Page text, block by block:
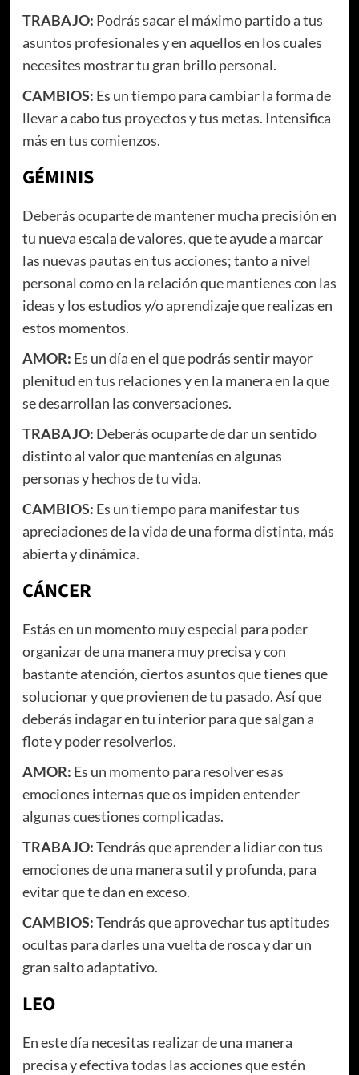
TRABAJO: Podrás sacar el máximo partido a tus
asuntos profesionales y en aquellos en los cuales
necesites mostrar tu gran brillo personal.
CAMBIOS: Es un tiempo para cambiar la forma de
llevar a cabo tus proyectos y tus metas. Intensifica
más en tus comienzos.
GÉMINIS
Deberás ocuparte de mantener mucha precisión en
tu nueva escala de valores, que te ayude a marcar
las nuevas pautas en tus acciones; tanto a nivel
personal como en la relación que mantienes con las
ideas y los estudios y/o aprendizaje que realizas en
estos momentos.
AMOR: Es un día en el que podrás sentir mayor
plenitud en tus relaciones y en la manera en la que
se desarrollan las conversaciones.
TRABAJO: Deberás ocuparte de dar un sentido
distinto al valor que mantenías en algunas
personas y hechos de tu vida.
CAMBIOS: Es un tiempo para manifestar tus
apreciaciones de la vida de una forma distinta, más
abierta y dinámica.
CÁNCER
Estás en un momento muy especial para poder
organizar de una manera muy precisa y con
bastante atención, ciertos asuntos que tienes que
solucionar y que provienen de tu pasado. Así que
deberás indagar en tu interior para que salgan a
flote y poder resolverlos.
AMOR: Es un momento para resolver esas
emociones internas que os impiden entender
algunas cuestiones complicadas.
TRABAJO:Tendrás que aprender a lidiar con tus
emociones de una manera sutil y profunda, para
evitar que te dan en exceso.
CAMBIOS:Tendrás que aprovechar tus aptitudes
ocultas para darles una vuelta de rosca y dar un
gran salto adaptativo.
LEO
En este día necesitas realizar de una manera
precisa y efectiva todas las acciones que estén